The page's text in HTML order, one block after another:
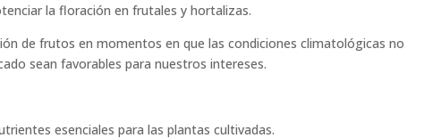
la floración en frutales y hortalizas.
de frutos en momentos en que las condiciones climatológicas no
sean favorables para nuestros intereses.
esenciales para las plantas cultivadas.